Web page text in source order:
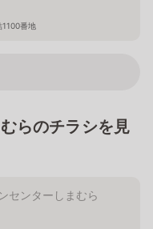
1100番地
らのチラシを見
センターしまむら